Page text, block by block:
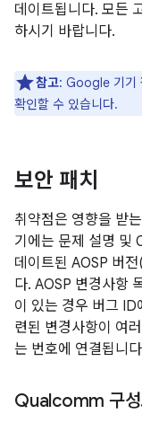
데이트됩니다. 모든
하시기 바랍니다.
참고: Google 기기
확인할 수 있습니다.
보안 패치
취약점은 영향을 받
기에는 문제 설명 및
데이트된 AOSP 버
다. AOSP 변경사항
이 있는 경우 버그
련된 변경사항이 여
는 번호에 연결됩니
Qualcomm 구